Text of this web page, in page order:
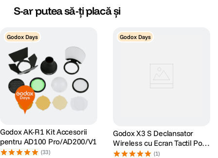
S-ar putea să-ți placă și
Godox Days
Godox AK-R1 Kit Accesorii
pentru AD100 Pro/AD200/V1
(33)
Godox Days
Godox X3 S Declansator
Wireless cu Ecran Tactil Port
USB-C pentru Sony
(1)